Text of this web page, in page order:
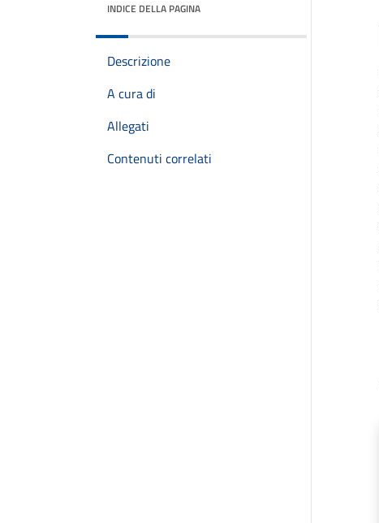
INDICE DELLA PAGINA
Descrizione
A cura di
Allegati
Contenuti correlati